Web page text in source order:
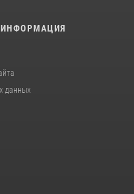
ИНФОРМАЦИЯ
данных